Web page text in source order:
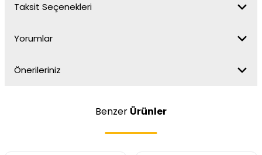
Taksit Seçenekleri
Yorumlar
Önerileriniz
Benzer Ürünler